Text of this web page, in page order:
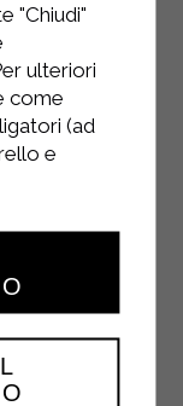
"Chiudi"
ulteriori
come
(ad
e